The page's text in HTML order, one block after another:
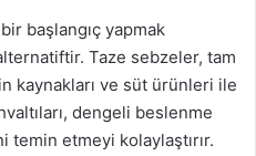
başlangıç yapmak
Taze sebzeler, tam
kaynakları ve süt ürünleri ile
dengeli beslenme
etmeyi kolaylaştırır.